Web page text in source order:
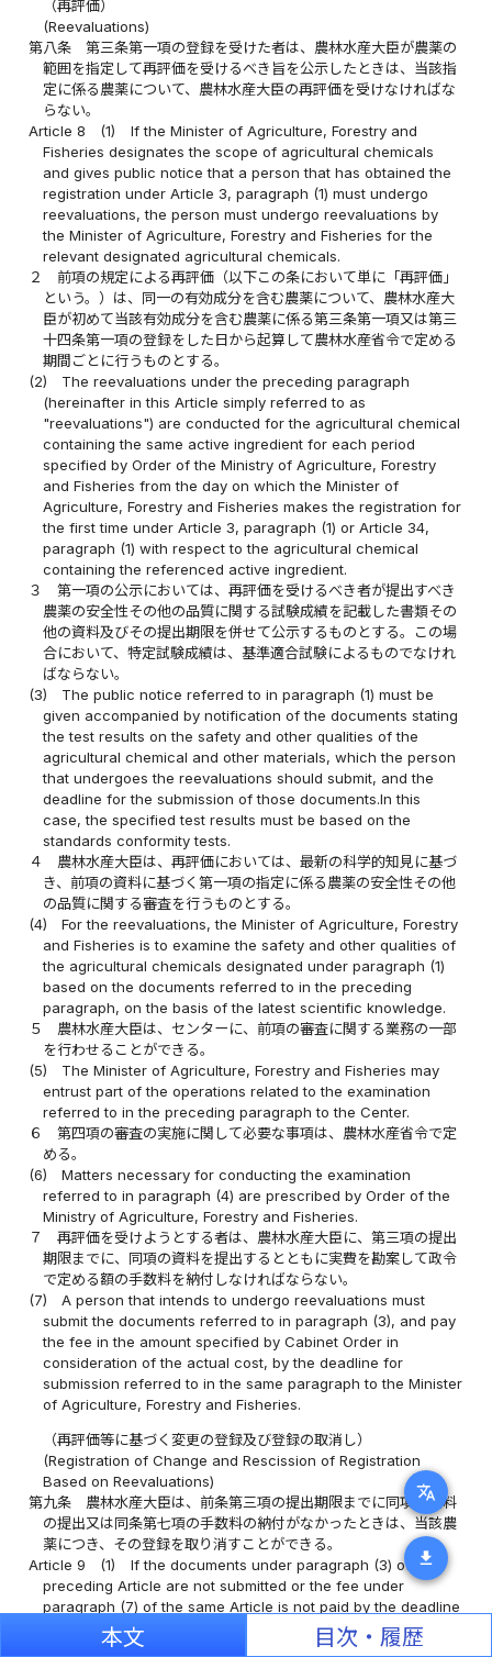
translate
download
（再評価）
(Reevaluations)
第八条
第三条第一項の登録を受けた者は、農林水産大臣が農薬の
範囲を指定して再評価を受けるべき旨を公示したときは、当該指
定に係る農薬について、農林水産大臣の再評価を受けなければな
らない。
Article 8
(1)
If the Minister of Agriculture, Forestry and
Fisheries designates the scope of agricultural chemicals
and gives public notice that a person that has obtained the
registration under Article 3, paragraph (1) must undergo
reevaluations, the person must undergo reevaluations by
the Minister of Agriculture, Forestry and Fisheries for the
relevant designated agricultural chemicals.
２
前項の規定による再評価（以下この条において単に「再評価」
という。）は、同一の有効成分を含む農薬について、農林水産大
臣が初めて当該有効成分を含む農薬に係る第三条第一項又は第三
十四条第一項の登録をした日から起算して農林水産省令で定める
期間ごとに行うものとする。
(2)
The reevaluations under the preceding paragraph
(hereinafter in this Article simply referred to as
"reevaluations") are conducted for the agricultural chemical
containing the same active ingredient for each period
specified by Order of the Ministry of Agriculture, Forestry
and Fisheries from the day on which the Minister of
Agriculture, Forestry and Fisheries makes the registration for
the first time under Article 3, paragraph (1) or Article 34,
paragraph (1) with respect to the agricultural chemical
containing the referenced active ingredient.
３
第一項の公示においては、再評価を受けるべき者が提出すべき
農薬の安全性その他の品質に関する試験成績を記載した書類その
他の資料及びその提出期限を併せて公示するものとする。この場
合において、特定試験成績は、基準適合試験によるものでなけれ
ばならない。
(3)
The public notice referred to in paragraph (1) must be
given accompanied by notification of the documents stating
the test results on the safety and other qualities of the
agricultural chemical and other materials, which the person
that undergoes the reevaluations should submit, and the
deadline for the submission of those documents.In this
case, the specified test results must be based on the
standards conformity tests.
４
農林水産大臣は、再評価においては、最新の科学的知見に基づ
き、前項の資料に基づく第一項の指定に係る農薬の安全性その他
の品質に関する審査を行うものとする。
(4)
For the reevaluations, the Minister of Agriculture, Forestry
and Fisheries is to examine the safety and other qualities of
the agricultural chemicals designated under paragraph (1)
based on the documents referred to in the preceding
paragraph, on the basis of the latest scientific knowledge.
５
農林水産大臣は、センターに、前項の審査に関する業務の一部
を行わせることができる。
(5)
The Minister of Agriculture, Forestry and Fisheries may
entrust part of the operations related to the examination
referred to in the preceding paragraph to the Center.
６
第四項の審査の実施に関して必要な事項は、農林水産省令で定
める。
(6)
Matters necessary for conducting the examination
referred to in paragraph (4) are prescribed by Order of the
Ministry of Agriculture, Forestry and Fisheries.
７
再評価を受けようとする者は、農林水産大臣に、第三項の提出
期限までに、同項の資料を提出するとともに実費を勘案して政令
で定める額の手数料を納付しなければならない。
(7)
A person that intends to undergo reevaluations must
submit the documents referred to in paragraph (3), and pay
the fee in the amount specified by Cabinet Order in
consideration of the actual cost, by the deadline for
submission referred to in the same paragraph to the Minister
of Agriculture, Forestry and Fisheries.
（再評価等に基づく変更の登録及び登録の取消し）
(Registration of Change and Rescission of Registration
Based on Reevaluations)
第九条
農林水産大臣は、前条第三項の提出期限までに同項の資料
の提出又は同条第七項の手数料の納付がなかったときは、当該農
薬につき、その登録を取り消すことができる。
Article 9
(1)
If the documents under paragraph (3) of the
preceding Article are not submitted or the fee under
paragraph (7) of the same Article is not paid by the deadline
specified in paragraph (3) of the same Article, the Minister
of Agriculture, Forestry and Fisheries may revoke the
本文 目次・履歴